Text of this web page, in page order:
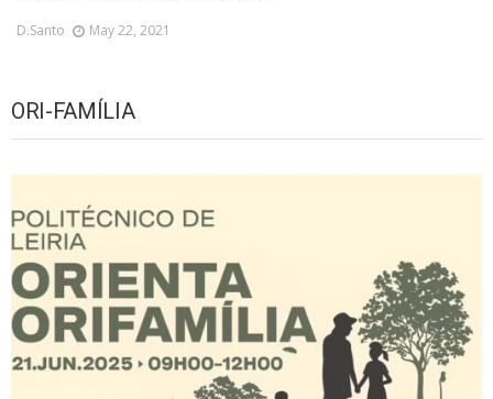
D.santo May 22, 2021
ORI-FAMÍLIA